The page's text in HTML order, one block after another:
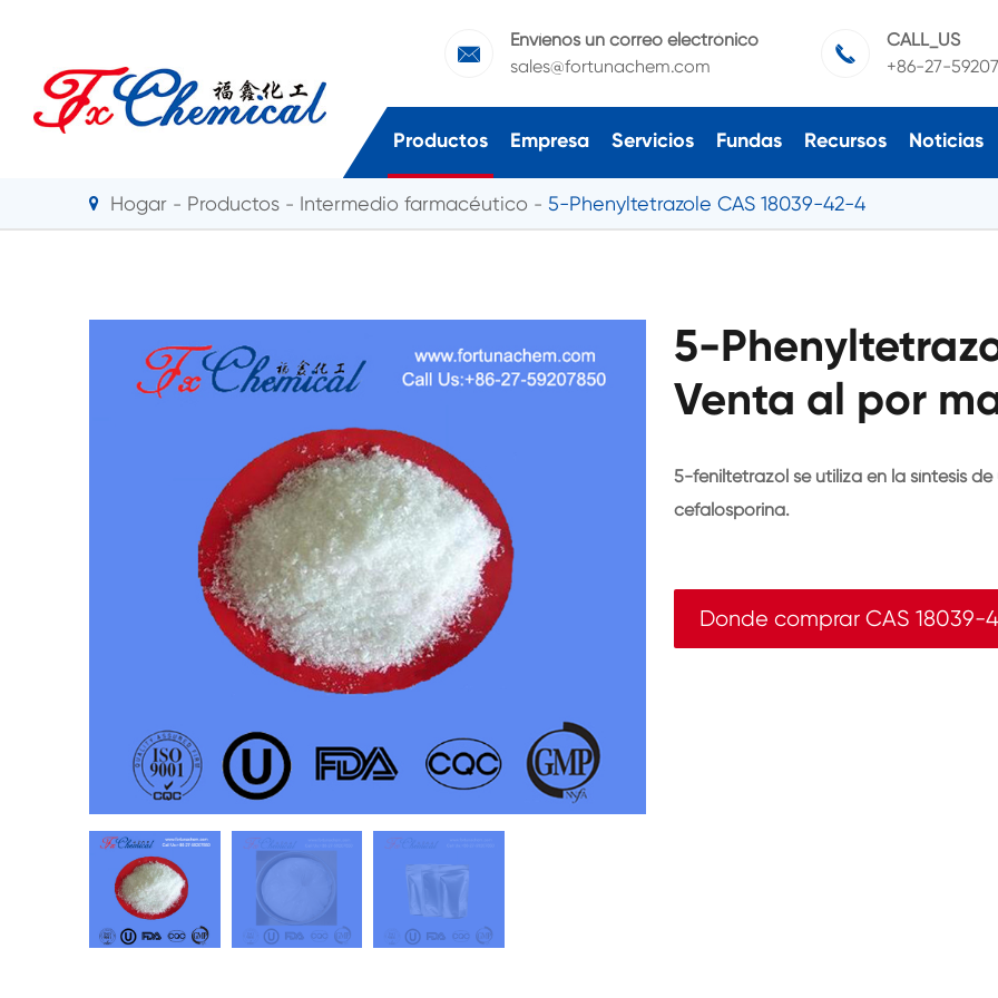

Envíenos un correo electrónico
sales@fortunachem.com

CALL_US
+86-27-
Productos Empresa Servicios Fundas Recursos Noticias
Hogar Productos Intermedio farmacéutico 5-Phenyltetrazole CAS 18039-42-4
5-
Venta al por
5-feniltetrazol se utiliza en la síntesis
cefalosporina.
Donde comprar CAS 18039-